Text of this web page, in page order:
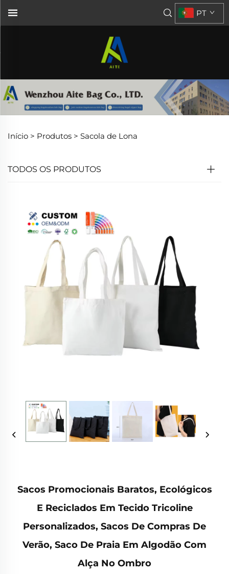
PT
Início > Produtos > Sacola de Lona
TODOS OS PRODUTOS
Sacos Promocionais Baratos, Ecológicos
E Reciclados Em Tecido Tricoline
Personalizados, Sacos De Compras De
Verão, Saco De Praia Em Algodão Com
Alça No Ombro